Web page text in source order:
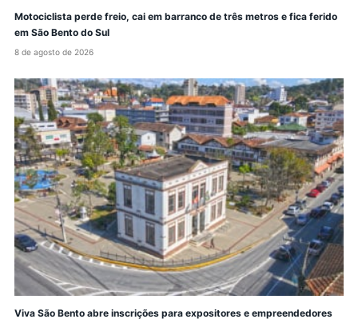
Motociclista perde freio, cai em barranco de três metros e fica ferido
em São Bento do Sul
8 de agosto de 2026
Viva São Bento abre inscrições para expositores e empreendedores